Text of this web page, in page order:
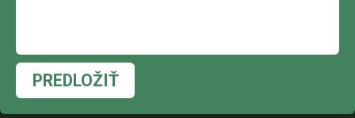
PREDLOŽIŤ